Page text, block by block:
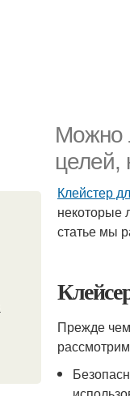
Можно
целей,
Клейстер
некоторые
статье мы
Прежде